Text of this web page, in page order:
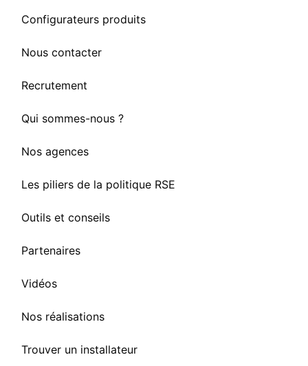
Configurateurs produits
Nous contacter
Recrutement
Qui sommes-nous ?
Nos agences
Les piliers de la politique RSE
Outils et conseils
Partenaires
Vidéos
Nos réalisations
Trouver un installateur